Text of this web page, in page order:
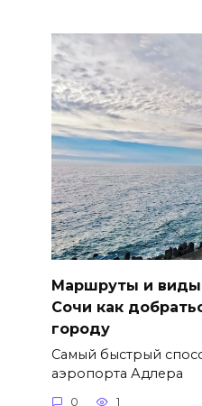
Маршруты и виды
Сочи как
городу
Самый быстрый
аэропорта Адлера
0 1